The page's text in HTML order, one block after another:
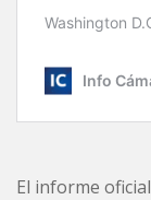
El informe